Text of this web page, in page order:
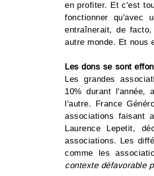
en profiter. Et c'est
fonctionner qu'avec
entraînerait, de
autre monde. Et nous
Les dons se sont
Les grandes
10% durant l'année,
l'autre. France
associations faisant
Laurence Lepetit,
associations. Les
comme les
contexte défavorable